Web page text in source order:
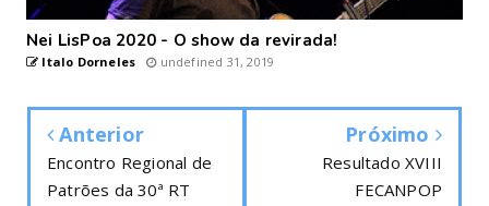
Nei LisPoa 2020 - O show da revirada!
Italo Dorneles undefined 31, 2019
Anterior
Encontro Regional de
Patrões da 30ª RT
Próximo
Resultado XVIII
FECANPOP